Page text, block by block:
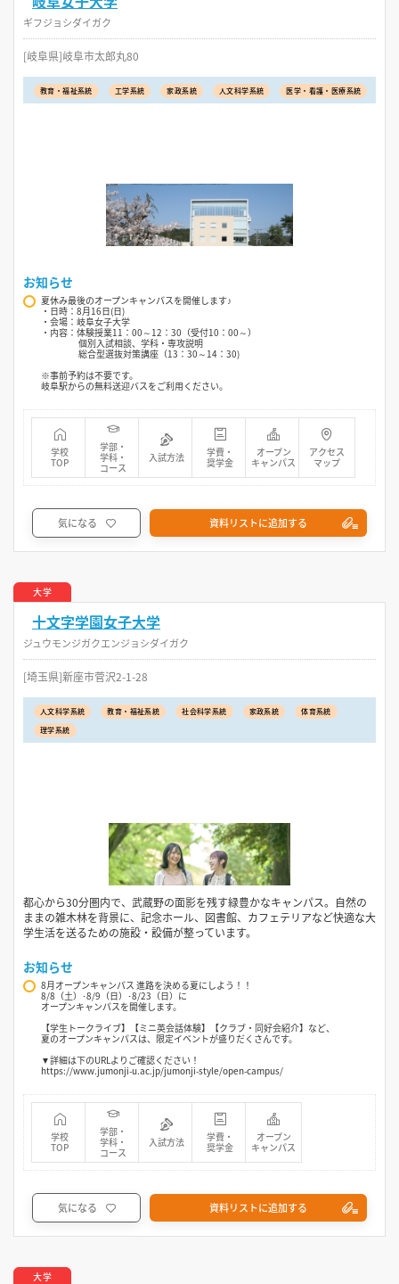
ギフジョシダイガク
[岐阜県]岐阜市太郎丸80
教育・福祉系統 工学系統 家政系統 人文科学系統 医学・看護・医療系統
お知らせ
夏休み最後のオープンキャンパスを開催します♪
・日時：8月16日(日)
・会場：岐阜女子大学
・内容：体験授業11：00～12：30（受付10：00～）
個別入試相談、学科・専攻説明
総合型選抜対策講座（13：30～14：30)
※事前予約は不要です。
岐阜駅からの無料送迎バスをご利用ください。
学校
TOP
学部・
学科・
コース
入試方法
学費・
奨学金
オープン
キャンパス
アクセス
マップ
気になる 資料リストに追加する
大学
十文字学園女子大学
ジュウモンジガクエンジョシダイガク
[埼玉県]新座市菅沢2-1-28
人文科学系統 教育・福祉系統 社会科学系統 家政系統
体育系統
理学系統
都心から30分圏内で、武蔵野の面影を残す緑豊かなキャンパス。自然の
ままの雑木林を背景に、記念ホール、図書館、カフェテリアなど快適な大
学生活を送るための施設・設備が整っています。
お知らせ
8月オープンキャンパス 進路を決める夏にしよう！！
8/8（土）･8/9（日）･8/23（日）に
オープンキャンパスを開催します。
【学生トークライブ】【ミニ英会話体験】【クラブ・同好会紹介】など、
夏のオープンキャンパスは、限定イベントが盛りだくさんです。
▼詳細は下のURLよりご確認ください！
https://www.jumonji-u.ac.jp/jumonji-style/open-campus/
学校
TOP
学部・
学科・
コース
入試方法
学費・
奨学金
オープン
キャンパス
気になる 資料リストに追加する
大学